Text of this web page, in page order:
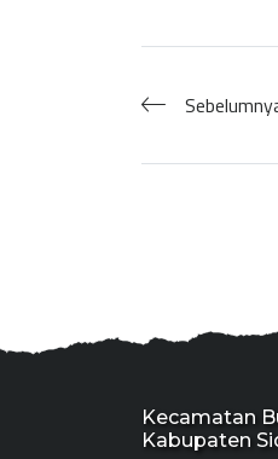
Kecamatan
Kabupaten